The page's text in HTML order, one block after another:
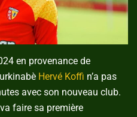
en provenance de
Hervé Koffi n’a pas
avec son nouveau club.
faire sa première